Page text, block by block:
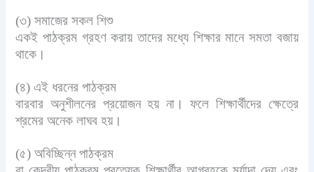
(৩) সমাজের সকল শিশু
একই পাঠক্রম গ্রহণ করায় তাদের মধ্যে শিক্ষার মানে সমতা বজায়
থাকে।
(৪) এই ধরনের পাঠক্রম
বারবার অনুশীলনের প্রয়োজন হয় না। ফলে শিক্ষার্থীদের ক্ষেত্রে
শ্রমের অনেক লাঘব হয়।
(৫) অবিচ্ছিন্ন পাঠক্রম